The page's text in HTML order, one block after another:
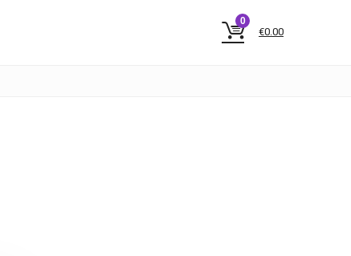
0
€0.00